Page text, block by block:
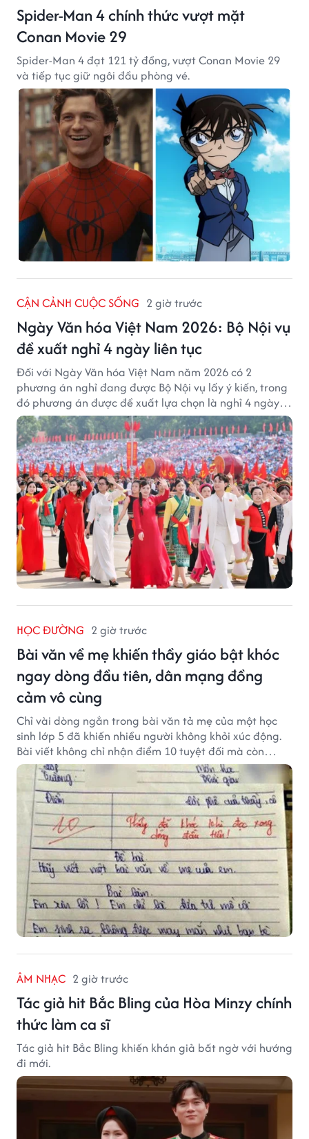
Spider-Man 4 chính thức vượt mặt
Conan Movie 29
Spider-Man 4 đạt 121 tỷ đồng, vượt Conan Movie 29
và tiếp tục giữ ngôi đầu phòng vé.
CẬN CẢNH CUỘC SỐNG 2 giờ trước
Ngày Văn hóa Việt Nam 2026: Bộ Nội vụ
đề xuất nghỉ 4 ngày liên tục
Đối với Ngày Văn hóa Việt Nam năm 2026 có 2
phương án nghỉ đang được Bộ Nội vụ lấy ý kiến, trong
đó phương án được đề xuất lựa chọn là nghỉ 4 ngày
liên tục từ 21/11 đến 24/11, đồng thời hoán đổi 1 ngày
làm việc sang thứ Bảy (28/11).
HỌC ĐƯỜNG 2 giờ trước
Bài văn về mẹ khiến thầy giáo bật khóc
ngay dòng đầu tiên, dân mạng đồng
cảm vô cùng
Chỉ vài dòng ngắn trong bài văn tả mẹ của một học
sinh lớp 5 đã khiến nhiều người không khỏi xúc động.
Bài viết không chỉ nhận điểm 10 tuyệt đối mà còn
khiến thầy giáo nghẹn ngào viết lời phê: "Thầy đã
khóc khi đọc xong dòng đầu tiên."
ÂM NHẠC 2 giờ trước
Tác giả hit Bắc Bling của Hòa Minzy chính
thức làm ca sĩ
Tác giả hit Bắc Bling khiến khán giả bất ngờ với hướng
đi mới.